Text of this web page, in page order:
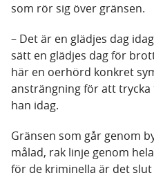
som rör sig över gränsen.
– Det är en glädjes dag
sätt en glädjes dag för
här en oerhörd konkret
ansträngning för att trycka
han idag.
Gränsen som går genom
målad, rak linje genom
för de kriminella är det